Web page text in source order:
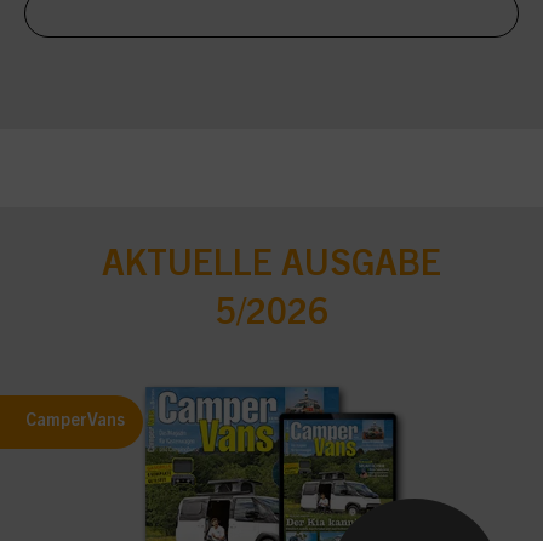
AKTUELLE AUSGABE
5/2026
CamperVans